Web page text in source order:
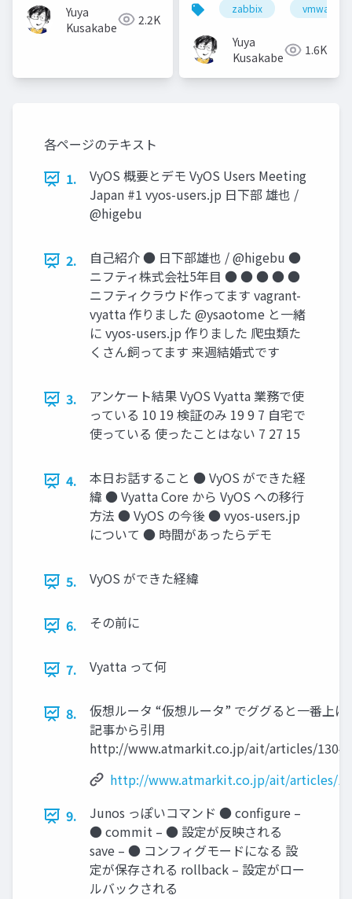
Yuya
Kusakabe
2.2K
2013
zabbix vmware
Yuya
Kusakabe
1.6K
各ページのテキスト
1.
VyOS 概要とデモ VyOS Users Meeting
Japan #1 vyos-users.jp 日下部 雄也 /
@higebu
2.
自己紹介 ● 日下部雄也 / @higebu ●
ニフティ株式会社5年目 ● ● ● ● ●
ニフティクラウド作ってます vagrant-
vyatta 作りました @ysaotome と一緒
に vyos-users.jp 作りました 爬虫類た
くさん飼ってます 来週結婚式です
3.
アンケート結果 VyOS Vyatta 業務で使
っている 10 19 検証のみ 19 9 7 自宅で
使っている 使ったことはない 7 27 15
4.
本日お話すること ● VyOS ができた経
緯 ● Vyatta Core から VyOS への移行
方法 ● VyOS の今後 ● vyos-users.jp
について ● 時間があったらデモ
5. VyOS ができた経緯
6. その前に
7. Vyatta って何
8.
仮想ルータ “仮想ルータ” でググると一番上
記事から引用
http://www.atmarkit.co.jp/ait/articles/
http://www.atmarkit.co.jp/ait/articles/
9.
Junos っぽいコマンド ● configure –
● commit – ● 設定が反映される
save – ● コンフィグモードになる 設
定が保存される rollback – 設定がロー
ルバックされる